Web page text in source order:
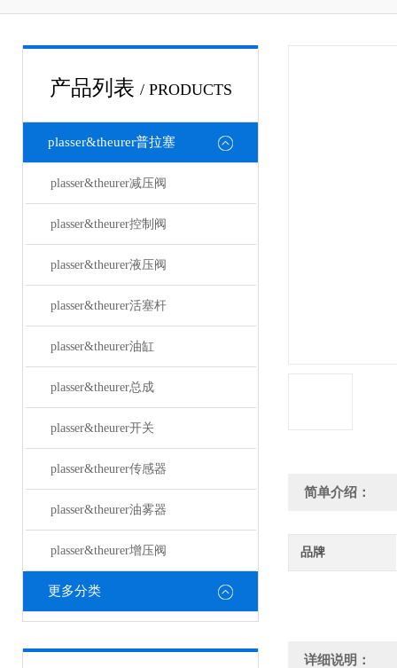
产品列表 / PRODUCTS
plasser&theurer普拉塞
plasser&theurer减压阀
plasser&theurer控制阀
plasser&theurer液压阀
plasser&theurer活塞杆
plasser&theurer油缸
plasser&theurer总成
plasser&theurer开关
plasser&theurer传感器
plasser&theurer油雾器
plasser&theurer增压阀
更多分类
简单介绍：
品牌
详细说明：